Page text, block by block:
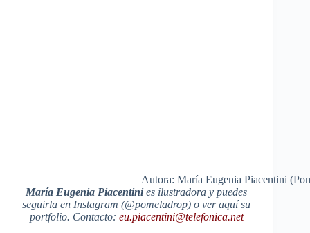
Autora: María Eugenia Piacentini
María Eugenia Piacentinies ilustradora y puedes
seguirla en Instagram (@pomeladrop) o ver aquí su
portfolio. Contacto: eu.piacentini@telefonica.net